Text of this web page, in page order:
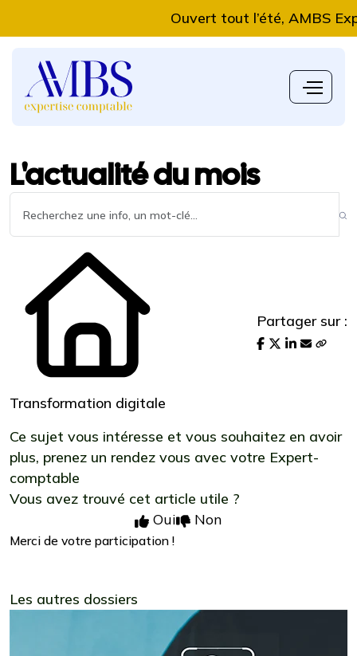
Ouvert tout l’été, AMBS
L'actualité du mois
Transformation digitale
Partager sur :
Ce sujet vous intéresse et vous souhaitez en avoir
plus, prenez un rendez vous avec votre Expert-
comptable
Vous avez trouvé cet article utile ?
Oui
Non
Merci de votre participation !
Les autres dossiers